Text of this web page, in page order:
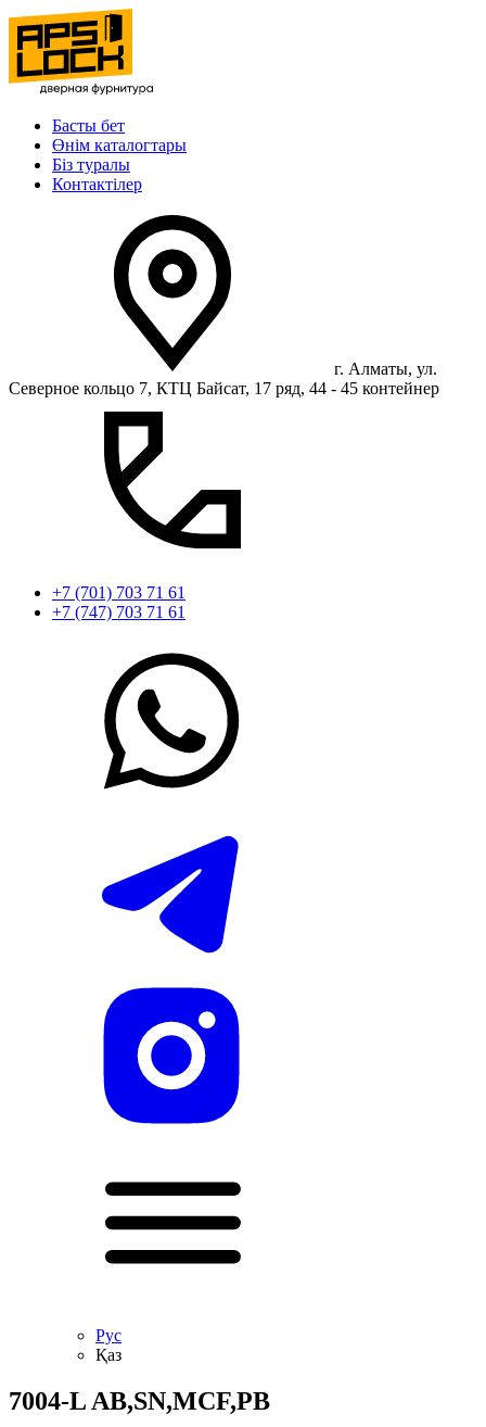
Басты бет
Өнім каталогтары
Біз туралы
Контактілер
г. Алматы, ул.
Северное кольцо 7, КТЦ Байсат, 17 ряд, 44 - 45 контейнер
+7 (701) 703 71 61
+7 (747) 703 71 61
Рус
Қаз
7004-L AB,SN,MCF,PB